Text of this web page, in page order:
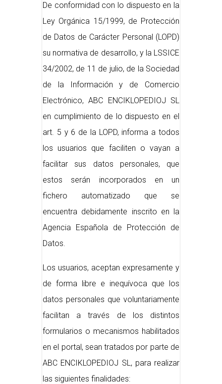
De conformidad con lo dispuesto en la
Ley Orgánica 15/1999, de Protección
de Datos de Carácter Personal (LOPD)
su normativa de desarrollo, y la LSSICE
34/2002, de 11 de julio, de la Sociedad
de la Información y de Comercio
Electrónico, ABC ENCIKLOPEDIOJ SL
en cumplimiento de lo dispuesto en el
art. 5 y 6 de la LOPD, informa a todos
los usuarios que faciliten o vayan a
facilitar sus datos personales, que
estos serán incorporados en un
fichero automatizado que se
encuentra debidamente inscrito en la
Agencia Española de Protección de
Datos.
Los usuarios, aceptan expresamente y
de forma libre e inequívoca que los
datos personales que voluntariamente
facilitan a través de los distintos
formularios o mecanismos habilitados
en el portal, sean tratados por parte de
ABC ENCIKLOPEDIOJ SL, para realizar
las siguientes finalidades: